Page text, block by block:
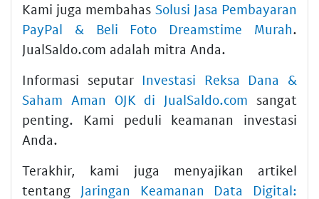
Kami juga membahas Solusi Jasa Pembayaran
PayPal & Beli Foto Dreamstime Murah.
JualSaldo.com adalah mitra Anda.
Informasi seputar Investasi Reksa Dana &
Saham Aman OJK di JualSaldo.com sangat
penting. Kami peduli keamanan investasi
Anda.
Terakhir, kami juga menyajikan artikel
tentang Jaringan Keamanan Data Digital: